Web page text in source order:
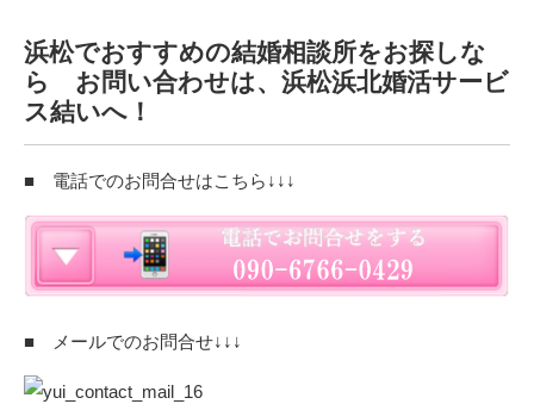
浜松でおすすめの結婚相談所をお探しな
ら お問い合わせは、浜松浜北婚活サービ
ス結いへ！
■ 電話でのお問合せはこちら↓↓↓
■ メールでのお問合せ↓↓↓